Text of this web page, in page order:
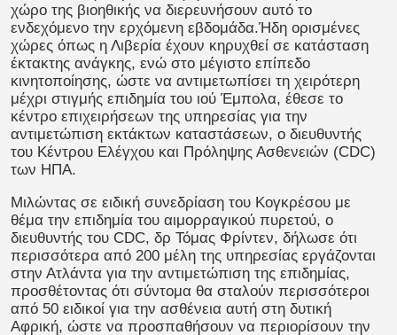
χώρο της βιοηθικής να διερευνήσουν αυτό το
ενδεχόμενο την ερχόμενη εβδομάδα.Ήδη ορισμένες
χώρες όπως η Λιβερία έχουν κηρυχθεί σε κατάσταση
έκτακτης ανάγκης, ενώ στο μέγιστο επίπεδο
κινητοποίησης, ώστε να αντιμετωπίσει τη χειρότερη
μέχρι στιγμής επιδημία του ιού Έμπολα, έθεσε το
κέντρο επιχειρήσεων της υπηρεσίας για την
αντιμετώπιση εκτάκτων καταστάσεων, ο διευθυντής
του Κέντρου Ελέγχου και Πρόληψης Ασθενειών (CDC)
των ΗΠΑ.
Μιλώντας σε ειδική συνεδρίαση του Κογκρέσου με
θέμα την επιδημία του αιμορραγικού πυρετού, ο
διευθυντής του CDC, δρ Τόμας Φρίντεν, δήλωσε ότι
περισσότερα από 200 μέλη της υπηρεσίας εργάζονται
στην Ατλάντα για την αντιμετώπιση της επιδημίας,
προσθέτοντας ότι σύντομα θα σταλούν περισσότεροι
από 50 ειδικοί για την ασθένεια αυτή στη δυτική
Αφρική, ώστε να προσπαθήσουν να περιορίσουν την